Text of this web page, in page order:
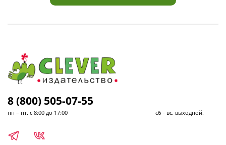
8 (800) 505-07-55
пн – пт. с 8:00 до 17:00 сб - вс. выходной.